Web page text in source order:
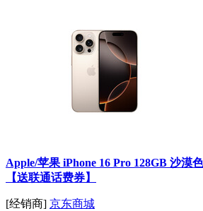
Apple/苹果 iPhone 16 Pro 128GB 沙漠
【送联通话费券】
[经销商] 京东商城